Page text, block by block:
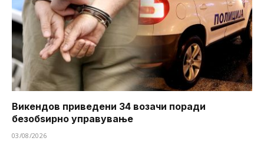
Викендов приведени 34 возачи поради
безобѕирно управување
03/08/2026